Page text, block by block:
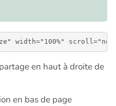
en haut à droite de
en bas de page